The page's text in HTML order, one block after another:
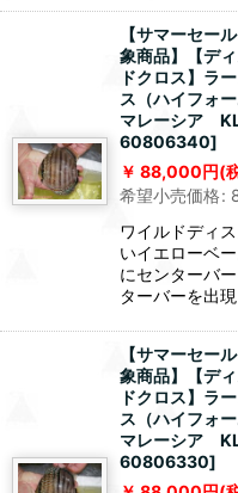
【サマーセー
象商品】【デ
ドクロス】ラ
ス（ハイフォ
マレーシア
60806340]
88,000円(
希望小売価格:
ワイルドディ
いイエローベ
にセンターバ
ターバーを出
【サマーセー
象商品】【デ
ドクロス】ラ
ス（ハイフォ
マレーシア
60806330]